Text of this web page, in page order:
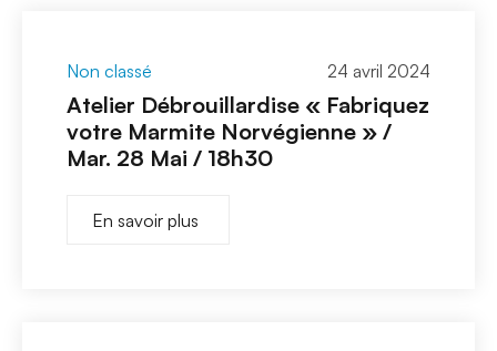
Non classé 24 avril 2024
Atelier Débrouillardise « Fabriquez
votre Marmite Norvégienne » /
Mar. 28 Mai / 18h30
En savoir plus